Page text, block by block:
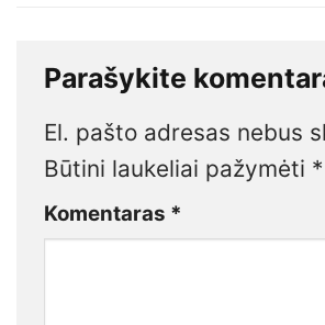
Parašykite
El. pašto adresas nebus
Būtini laukeliai pažymėti *
Komentaras *